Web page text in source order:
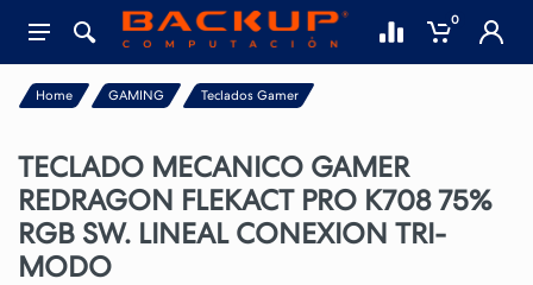
0
Home GAMING Teclados Gamer
TECLADO MECANICO GAMER
REDRAGON FLEKACT PRO K708 75%
RGB SW. LINEAL CONEXION TRI-
MODO